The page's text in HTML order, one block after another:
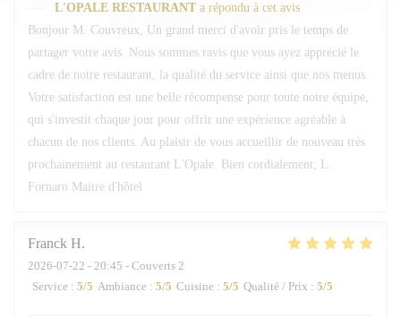
L'OPALE RESTAURANT a répondu à cet avis
Bonjour M. Couvreux, Un grand merci d'avoir pris le temps de
partager votre avis. Nous sommes ravis que vous ayez apprécié le
cadre de notre restaurant, la qualité du service ainsi que nos menus.
Votre satisfaction est une belle récompense pour toute notre équipe,
qui s'investit chaque jour pour offrir une expérience agréable à
chacun de nos clients. Au plaisir de vous accueillir de nouveau très
prochainement au restaurant L'Opale. Bien cordialement, L.
Fornaro Maitre d'hôtel
Franck H
2026-07-22 - 20:45 - Couverts 2
Service : 5/5 Ambiance : 5/5 Cuisine : 5/5 Qualité / Prix : 5/5